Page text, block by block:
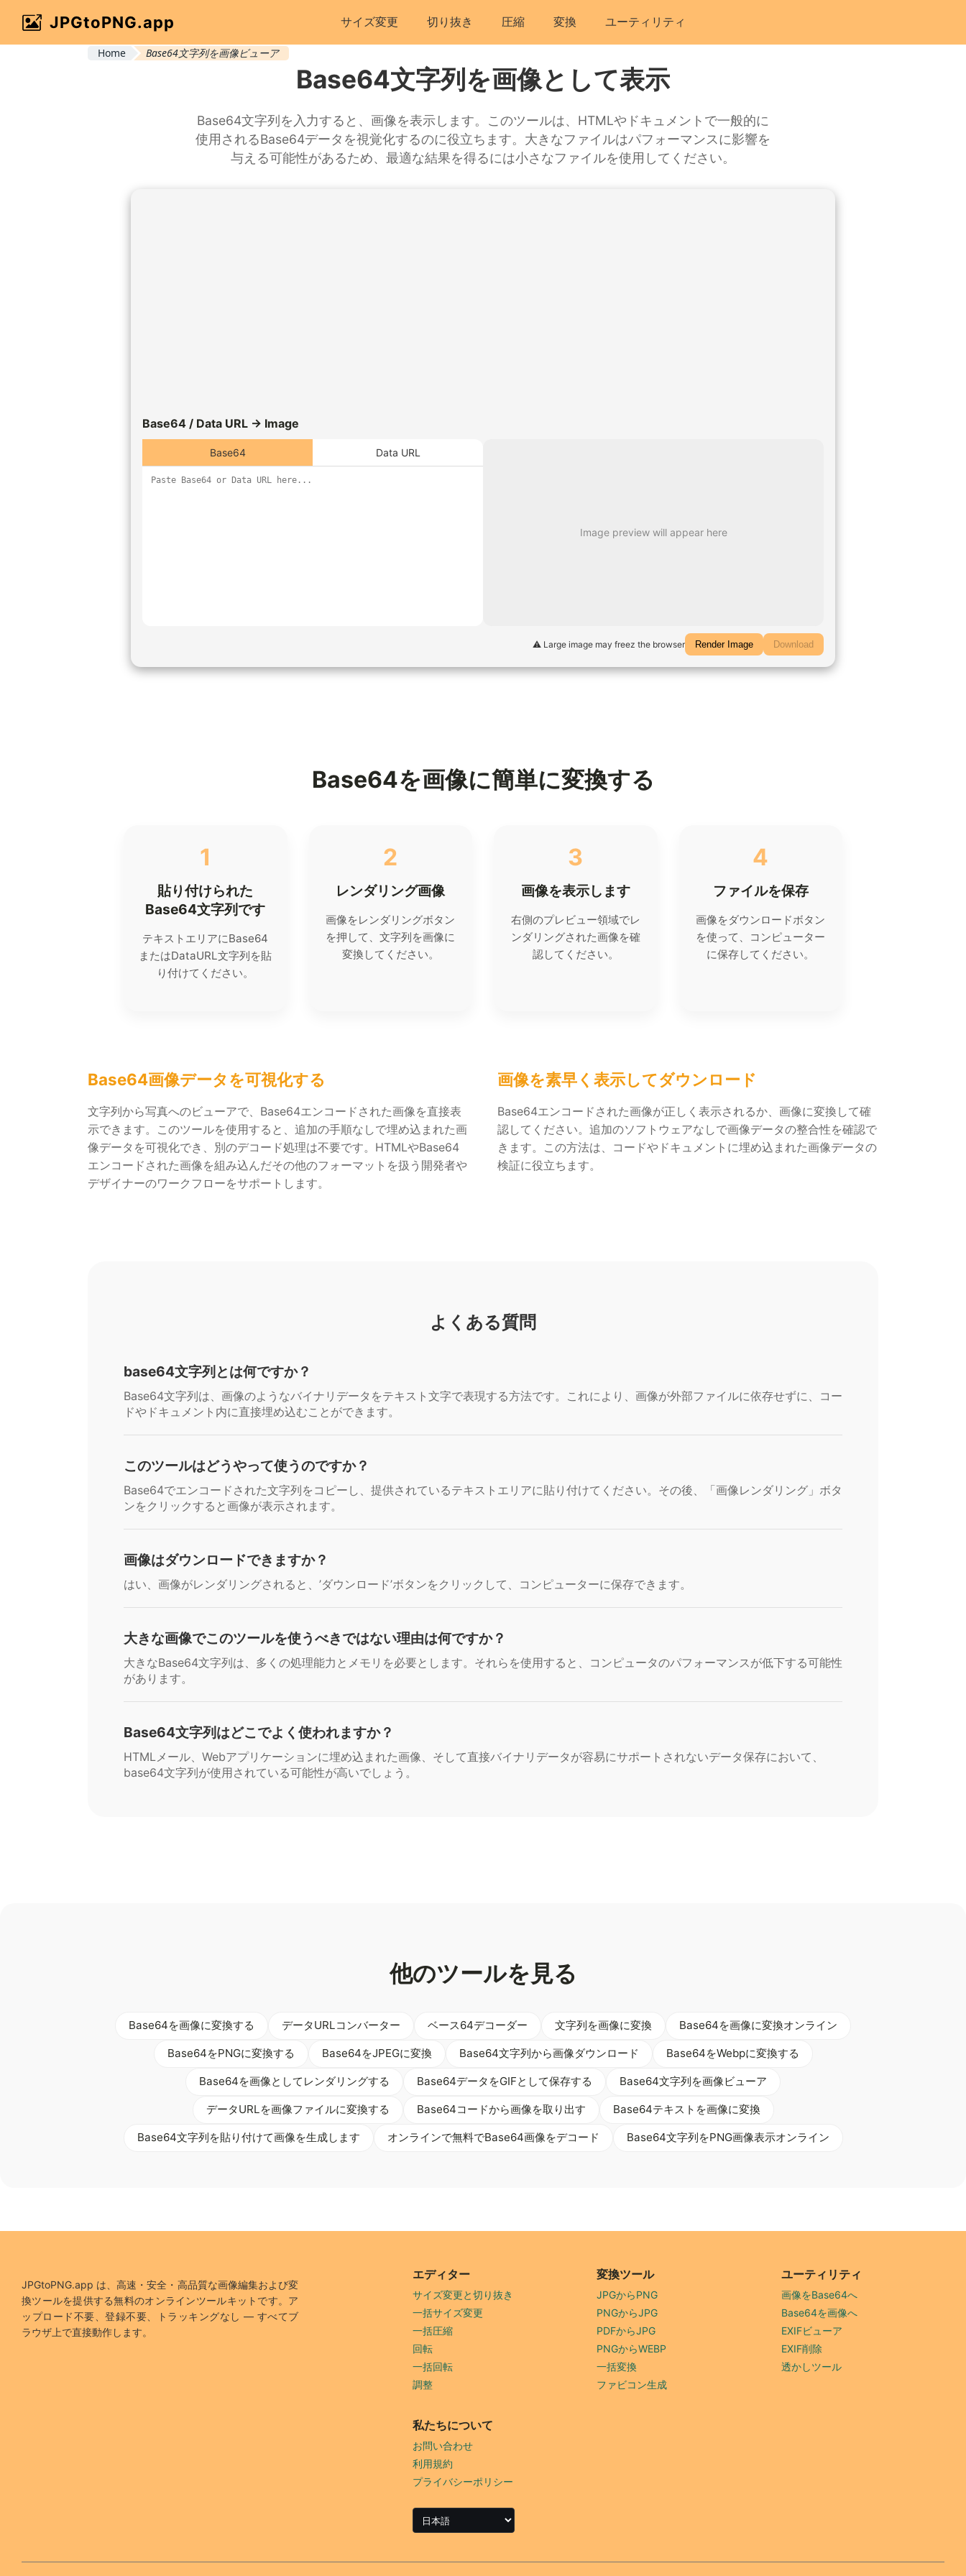
JPGtoPNG.app サイズ変更 切り抜き 圧縮 変換 ユーティリティ
Home Base64文字列を画像ビューア
Base64文字列を画像として表示
Base64文字列を入力すると、画像を表示します。このツールは、HTMLやドキュメントで一般的に
使用されるBase64データを視覚化するのに役立ちます。大きなファイルはパフォーマンスに影響を
与える可能性があるため、最適な結果を得るには小さなファイルを使用してください。
Base64 / Data URL → Image
Base64 Data URL
Image preview will appear here
⚠️ Large image may freez the browser Render Image Download
Base64を画像に簡単に変換する
1
貼り付けられた
Base64文字列です
テキストエリアにBase64
またはDataURL文字列を貼
り付けてください。
2
レンダリング画像
画像をレンダリングボタン
を押して、文字列を画像に
変換してください。
3
画像を表示します
右側のプレビュー領域でレ
ンダリングされた画像を確
認してください。
4
ファイルを保存
画像をダウンロードボタン
を使って、コンピューター
に保存してください。
Base64画像データを可視化する
文字列から写真へのビューアで、Base64エンコードされた画像を直接表
示できます。このツールを使用すると、追加の手順なしで埋め込まれた画
像データを可視化でき、別のデコード処理は不要です。HTMLやBase64
エンコードされた画像を組み込んだその他のフォーマットを扱う開発者や
デザイナーのワークフローをサポートします。
画像を素早く表示してダウンロード
Base64エンコードされた画像が正しく表示されるか、画像に変換して確
認してください。追加のソフトウェアなしで画像データの整合性を確認で
きます。この方法は、コードやドキュメントに埋め込まれた画像データの
検証に役立ちます。
よくある質問
base64文字列とは何ですか？
Base64文字列は、画像のようなバイナリデータをテキスト文字で表現する方法です。これにより、画像が外部ファイルに依存せずに、コー
ドやドキュメント内に直接埋め込むことができます。
このツールはどうやって使うのですか？
Base64でエンコードされた文字列をコピーし、提供されているテキストエリアに貼り付けてください。その後、「画像レンダリング」ボタ
ンをクリックすると画像が表示されます。
画像はダウンロードできますか？
はい、画像がレンダリングされると、’ダウンロード’ボタンをクリックして、コンピューターに保存できます。
大きな画像でこのツールを使うべきではない理由は何ですか？
大きなBase64文字列は、多くの処理能力とメモリを必要とします。それらを使用すると、コンピュータのパフォーマンスが低下する可能性
があります。
Base64文字列はどこでよく使われますか？
HTMLメール、Webアプリケーションに埋め込まれた画像、そして直接バイナリデータが容易にサポートされないデータ保存において、
base64文字列が使用されている可能性が高いでしょう。
他のツールを見る
Base64を画像に変換する データURLコンバーター ベース64デコーダー 文字列を画像に変換 Base64を画像に変換オンライン
Base64をPNGに変換する Base64をJPEGに変換 Base64文字列から画像ダウンロード Base64をWebpに変換する
Base64を画像としてレンダリングする Base64データをGIFとして保存する Base64文字列を画像ビューア
データURLを画像ファイルに変換する Base64コードから画像を取り出す Base64テキストを画像に変換
Base64文字列を貼り付けて画像を生成します オンラインで無料でBase64画像をデコード Base64文字列をPNG画像表示オンライン
JPGtoPNG.app は、高速・安全・高品質な画像編集および変
換ツールを提供する無料のオンラインツールキットです。ア
ップロード不要、登録不要、トラッキングなし — すべてブ
ラウザ上で直接動作します。
エディター
サイズ変更と切り抜き
一括サイズ変更
一括圧縮
回転
一括回転
調整
変換ツール
JPGからPNG
PNGからJPG
PDFからJPG
PNGからWEBP
一括変換
ファビコン生成
ユーティリティ
画像をBase64へ
Base64を画像へ
EXIFビューア
EXIF削除
透かしツール
私たちについて
お問い合わせ
利用規約
プライバシーポリシー